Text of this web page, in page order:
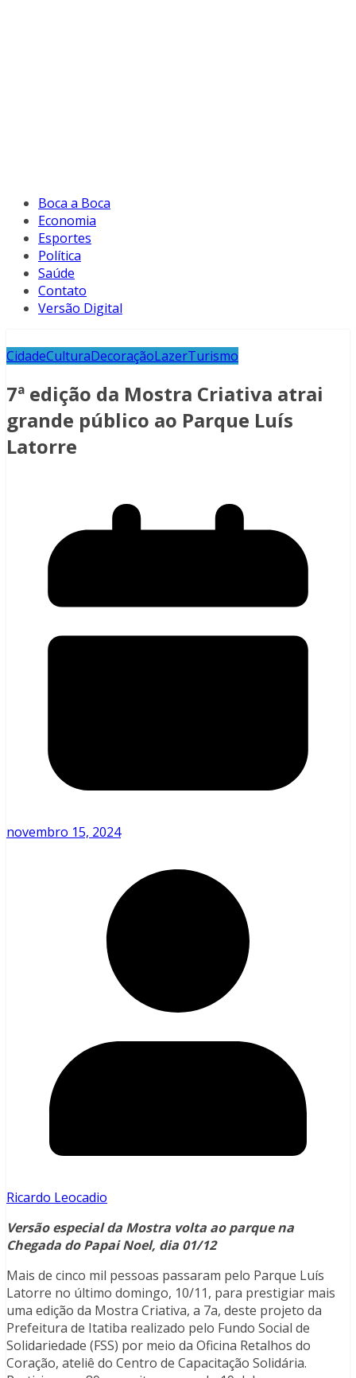
Boca a Boca
Economia
Esportes
Política
Saúde
Contato
Versão Digital
CidadeCulturaDecoraçãoLazerTurismo
7ª edição da Mostra Criativa atrai
grande público ao Parque Luís
Latorre
novembro 15, 2024
Ricardo Leocadio
Versão especial da Mostra volta ao parque na
Chegada do Papai Noel, dia 01/12
Mais de cinco mil pessoas passaram pelo Parque Luís
Latorre no último domingo, 10/11, para prestigiar mais
uma edição da Mostra Criativa, a 7a, deste projeto da
Prefeitura de Itatiba realizado pelo Fundo Social de
Solidariedade (FSS) por meio da Oficina Retalhos do
Coração, ateliê do Centro de Capacitação Solidária.